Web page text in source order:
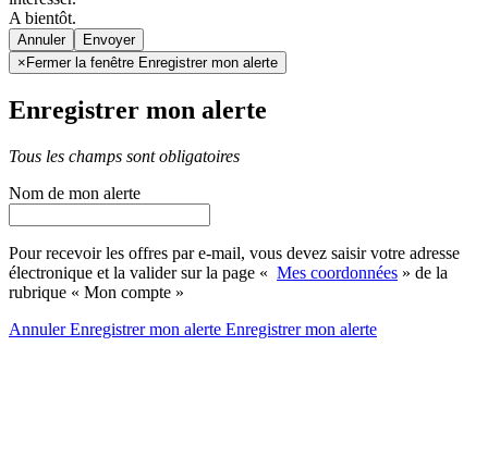
A bientôt.
Annuler
× Fermer la fenêtre Enregistrer mon alerte
Enregistrer mon alerte
Tous les champs sont obligatoires
Nom de mon alerte
Pour recevoir les offres par e-mail, vous devez saisir votre adresse
électronique et la valider sur la page « Mes coordonnées » de la
rubrique « Mon compte »
AnnulerEnregistrer mon alerte Enregistrermon alerte